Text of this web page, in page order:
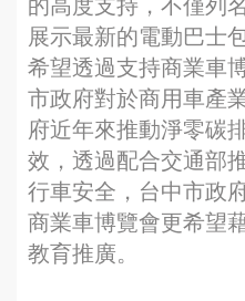
的高度支持，不僅列
展示最新的電動巴士
希望透過支持商業車
市政府對於商用車產
府近年來推動淨零碳
效，透過配合交通部
行車安全，台中市政
商業車博覽會更希望
教育推廣。